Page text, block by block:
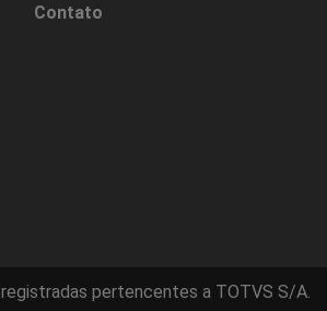
Contato
pertencentes a TOTVS S/A.